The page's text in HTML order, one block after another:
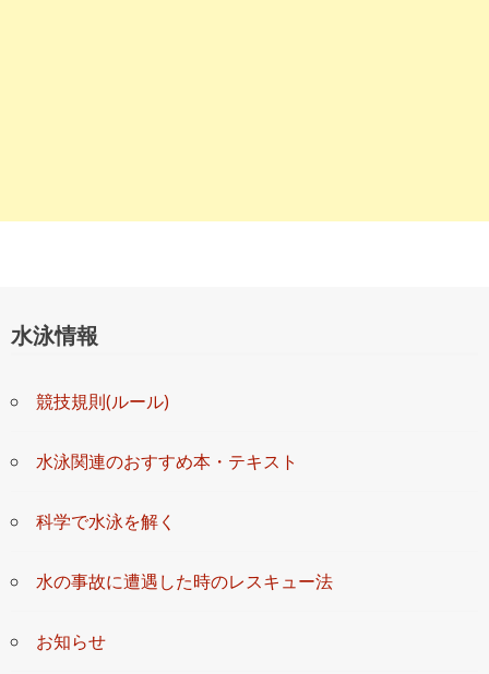
水泳情報
競技規則(ルール)
水泳関連のおすすめ本・テキスト
科学で水泳を解く
水の事故に遭遇した時のレスキュー法
お知らせ